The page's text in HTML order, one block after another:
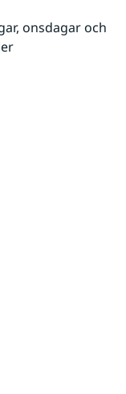
onsdagar och